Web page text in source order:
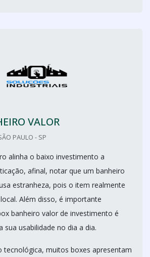
VALOR
PAULO - SP
alinha o baixo investimento a
afinal, notar que um banheiro
estranheza, pois o item realmente
Além disso, é importante
banheiro valor de investimento é
sua usabilidade no dia a dia.
tecnológica, muitos boxes apresentam